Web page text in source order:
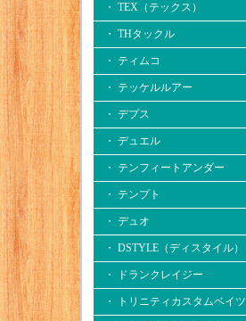
・ TEX（テックス）
・ THタックル
・ ティムコ
・ テッケルルアー
・ デプス
・ デュエル
・ テンフィートアンダー
・ テンプト
・ デュオ
・ DSTYLE（ディスタイル）
・ ドランクレイジー
・ トリニティカスタムベイツ